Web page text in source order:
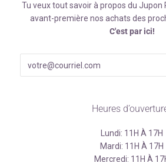
Tu veux tout savoir à propos du Jupon
avant-première nos achats des
C'est par ici!
Heures
Lundi: 11H À 17H
Mardi: 11H À 17H
Mercredi: 11H À